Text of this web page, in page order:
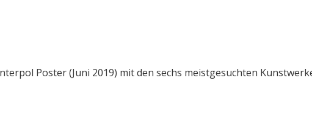
Poster (Juni 2019) mit den sechs meistgesuchten